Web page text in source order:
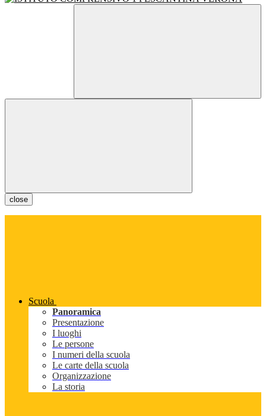
close
Scuola
Panoramica
Presentazione
I luoghi
Le persone
I numeri della scuola
Le carte della scuola
Organizzazione
La storia